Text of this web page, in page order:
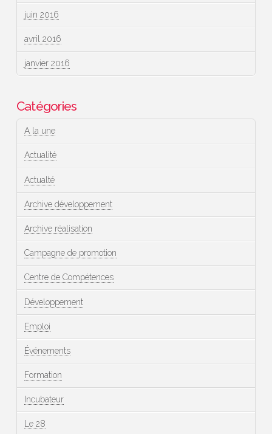
juin 2016
avril 2016
janvier 2016
Catégories
A la une
Actualité
Actualté
Archive développement
Archive réalisation
Campagne de promotion
Centre de Compétences
Développement
Emploi
Événements
Formation
Incubateur
Le 28